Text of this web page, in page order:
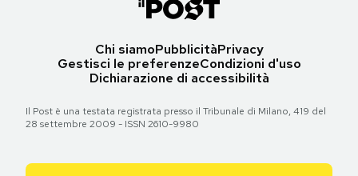
Chi siamoPubblicitàPrivacy
Gestisci le preferenzeCondizioni d'uso
Dichiarazione di accessibilità
Il Post è una testata registrata presso il Tribunale di Milano, 419 del
28 settembre 2009 - ISSN 2610-9980